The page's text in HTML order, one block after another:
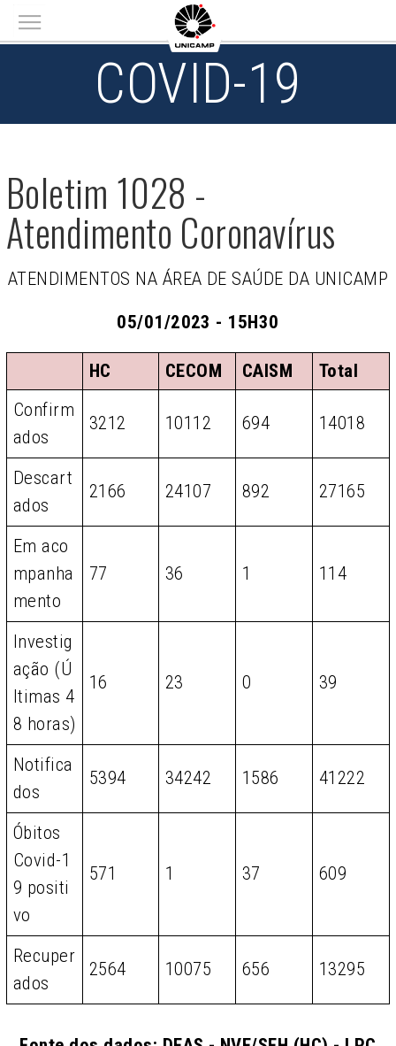
Main menu
COVID-19
Boletim 1028 -
Atendimento Coronavírus
ATENDIMENTOS NA ÁREA DE SAÚDE DA UNICAMP
05/01/2023 - 15H30
HC CECOM CAISM
Total
Confirm
ados
3212 10112 694 14018
Descart
ados
2166 24107 892 27165
Em aco
mpanha
mento
77 36 1 114
Investig
ação (Ú
ltimas 4
8 horas)
16 23 0 39
Notifica
dos
5394 34242 1586 41222
Óbitos
Covid-1
9 positi
vo
571 1 37 609
Recuper
ados
2564 10075 656 13295